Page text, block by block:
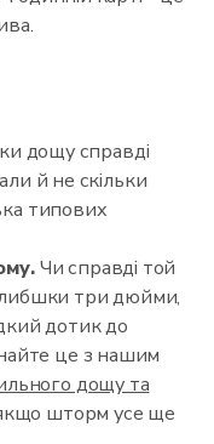
дощу справді
й не скільки
типових
Чи справді той
три дюйми,
дотик до
це з нашим
дощу та
шторм усе ще